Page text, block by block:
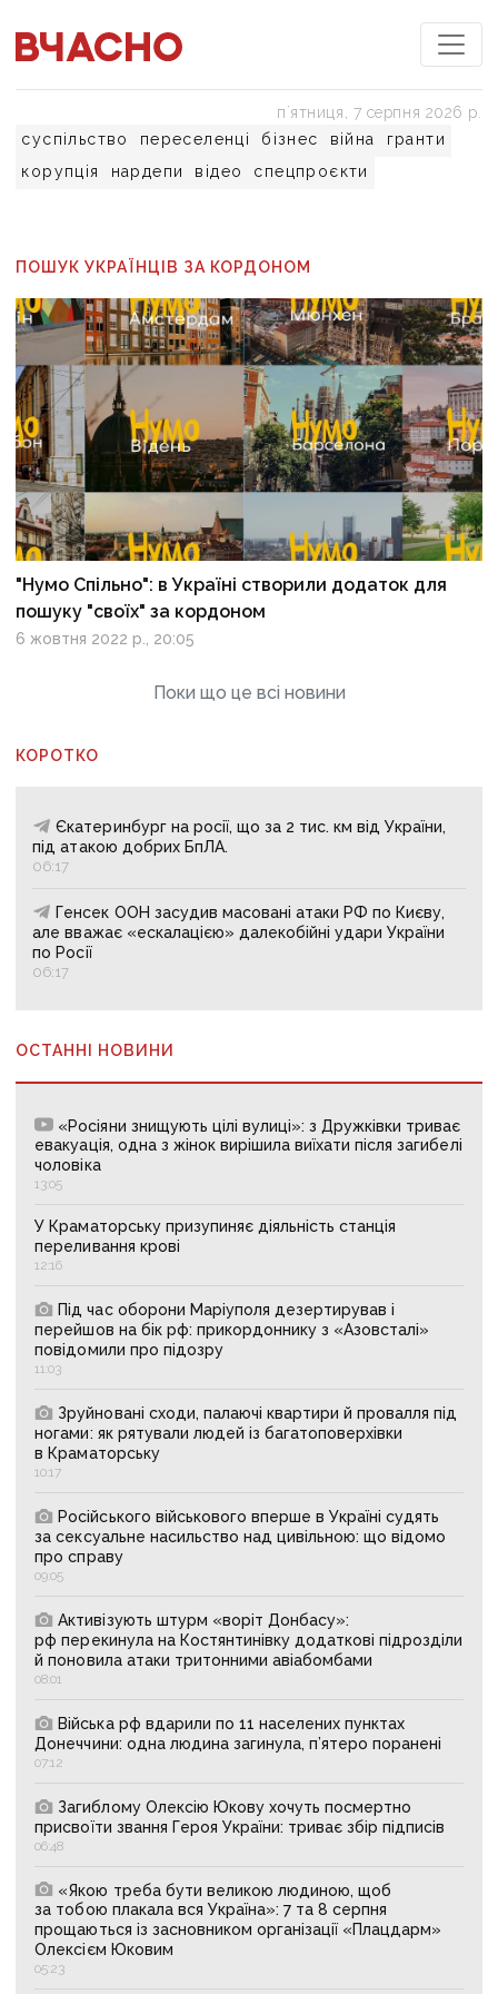
суспільство переселенці бізнес війна
гранти
корупція
нардепи відео спецпроєкти
пʼятниця, 7 серпня 2026 р.
ПОШУК УКРАЇНЦІВ ЗА КОРДОНОМ
"Нумо Спільно": в Україні створили додаток для
пошуку "своїх" за кордоном
6 жовтня 2022 р., 20:05
Поки що це всі новини
КОРОТКО
Єкатеринбург на росії, що за 2 тис. км від України,
під атакою добрих БпЛА.
06:17
Генсек ООН засудив масовані атаки РФ по Києву,
але вважає «ескалацією» далекобійні удари України
по Росії
06:17
ОСТАННІ НОВИНИ
«Росіяни знищують цілі вулиці»: з Дружківки триває
евакуація, одна з жінок вирішила виїхати після загибелі
чоловіка
13:05
У Краматорську призупиняє діяльність станція
переливання крові
12:16
Під час оборони Маріуполя дезертирував і
перейшов на бік рф: прикордоннику з «Азовсталі»
повідомили про підозру
11:03
Зруйновані сходи, палаючі квартири й провалля під
ногами: як рятували людей із багатоповерхівки
в Краматорську
10:17
Російського військового вперше в Україні судять
за сексуальне насильство над цивільною: що відомо
про справу
09:05
Активізують штурм «воріт Донбасу»:
рф перекинула на Костянтинівку додаткові підрозділи
й поновила атаки тритонними авіабомбами
08:01
Війська рф вдарили по 11 населених пунктах
Донеччини: одна людина загинула, п’ятеро поранені
07:12
Загиблому Олексію Юкову хочуть посмертно
присвоїти звання Героя України: триває збір підписів
06:48
«Якою треба бути великою людиною, щоб
за тобою плакала вся Україна»: 7 та 8 серпня
прощаються із засновником організації «Плацдарм»
Олексієм Юковим
05:23